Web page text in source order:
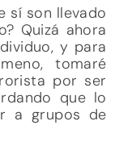
sí son llevado
Quizá ahora
y para
tomaré
por ser
que lo
a grupos de